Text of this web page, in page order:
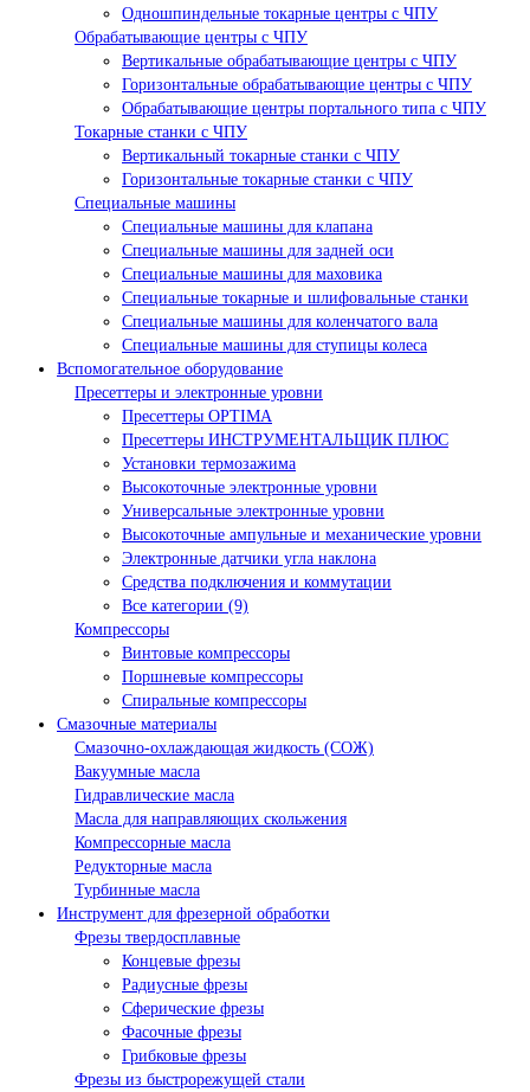
Одношпиндельные токарные центры с ЧПУ
Обрабатывающие центры с ЧПУ
Вертикальные обрабатывающие центры с ЧПУ
Горизонтальные обрабатывающие центры с ЧПУ
Обрабатывающие центры портального типа с ЧПУ
Токарные станки с ЧПУ
Вертикальный токарные станки с ЧПУ
Горизонтальные токарные станки с ЧПУ
Специальные машины
Специальные машины для клапана
Специальные машины для задней оси
Специальные машины для маховика
Специальные токарные и шлифовальные станки
Специальные машины для коленчатого вала
Специальные машины для ступицы колеса
Вспомогательное оборудование
Пресеттеры и электронные уровни
Пресеттеры OPTIMA
Пресеттеры ИНСТРУМЕНТАЛЬЩИК ПЛЮС
Установки термозажима
Высокоточные электронные уровни
Универсальные электронные уровни
Высокоточные ампульные и механические уровни
Электронные датчики угла наклона
Средства подключения и коммутации
Все категории (9)
Компрессоры
Винтовые компрессоры
Поршневые компрессоры
Спиральные компрессоры
Смазочные материалы
Смазочно-охлаждающая жидкость (СОЖ)
Вакуумные масла
Гидравлические масла
Масла для направляющих скольжения
Компрессорные масла
Редукторные масла
Турбинные масла
Инструмент для фрезерной обработки
Фрезы твердосплавные
Концевые фрезы
Радиусные фрезы
Сферические фрезы
Фасочные фрезы
Грибковые фрезы
Фрезы из быстрорежущей стали